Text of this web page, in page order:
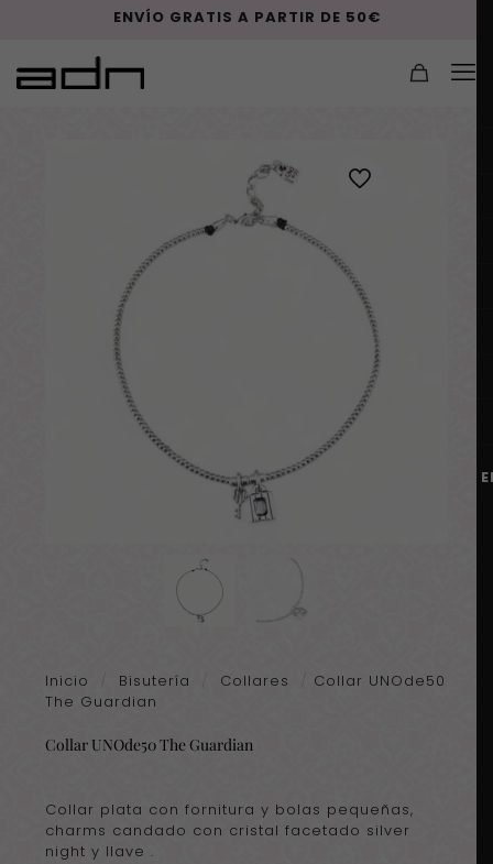
ENVÍO GRATIS A PARTIR DE 50€
Inicio Bisutería Collares
Collar UNOde50
The Guardian
Collar UNOde50 The Guardian
Collar plata con fornitura y bolas pequeñas,
charms candado con cristal facetado silver
night y llave .